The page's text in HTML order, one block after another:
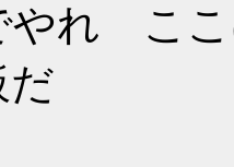
やれ ここ
だ